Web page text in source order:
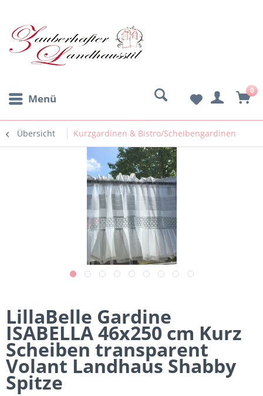
Menü
0
Übersicht Kurzgardinen & Bistro/Scheibengardinen
LillaBelle Gardine
ISABELLA 46x250 cm Kurz
Scheiben transparent
Volant Landhaus Shabby
Spitze